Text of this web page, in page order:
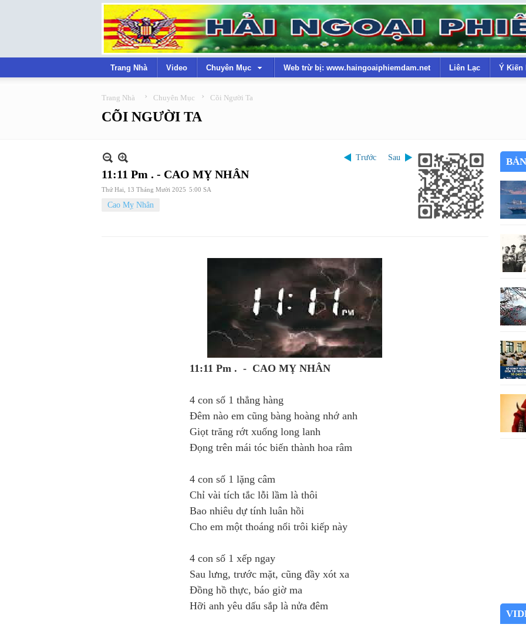
Trang Nhà Video Chuyên Mục Web trừ bị: www.haingoaiphiemdam.net Liên Lạc Ý Kiến
Trang Nhà › Chuyên Mục › Cõi Người Ta
CÕI NGƯỜI TA
Trước Sau
11:11 Pm . - CAO MỴ NHÂN
Thứ Hai, 13 Tháng Mười 2025 5:00 SA
Cao Mỵ Nhân
11:11 Pm . - CAO MỴ NHÂN
4 con số 1 thẳng hàng
Đêm nào em cũng bàng hoàng nhớ anh
Giọt trăng rớt xuống long lanh
Đọng trên mái tóc biến thành hoa râm
4 con số 1 lặng câm
Chỉ vài tích tắc lỗi lầm là thôi
Bao nhiêu dự tính luân hồi
Cho em một thoáng nổi trôi kiếp này
4 con số 1 xếp ngay
Sau lưng, trước mặt, cũng đầy xót xa
Đồng hồ thực, báo giờ ma
Hỡi anh yêu dấu sắp là nửa đêm